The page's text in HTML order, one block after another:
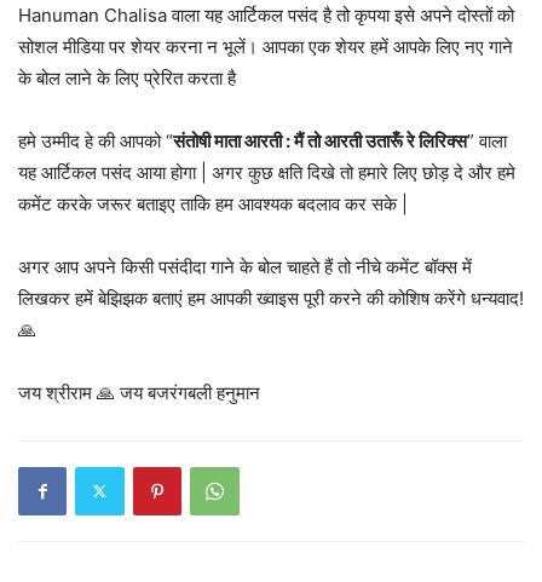
Hanuman Chalisa वाला यह आर्टिकल पसंद है तो कृपया इसे अपने दोस्तों को
सोशल मीडिया पर शेयर करना न भूलें। आपका एक शेयर हमें आपके लिए नए गाने
के बोल लाने के लिए प्रेरित करता है
हमे उम्मीद हे की आपको “संतोषी माता आरती : मैं तो आरती उतारूँ रे लिरिक्स” वाला
यह आर्टिकल पसंद आया होगा | अगर कुछ क्षति दिखे तो हमारे लिए छोड़ दे और हमे
कमेंट करके जरूर बताइए ताकि हम आवश्यक बदलाव कर सके |
अगर आप अपने किसी पसंदीदा गाने के बोल चाहते हैं तो नीचे कमेंट बॉक्स में
लिखकर हमें बेझिझक बताएं हम आपकी ख्वाइस पूरी करने की कोशिष करेंगे धन्यवाद!
🙏
जय श्रीराम 🙏 जय बजरंगबली हनुमान